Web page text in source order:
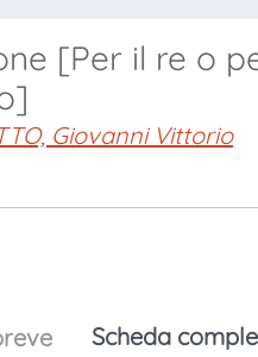
[Per il re o
Giovanni Vittorio
Scheda